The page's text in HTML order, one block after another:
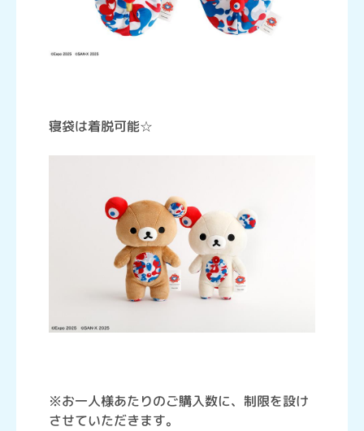
寝袋は着脱可能☆
※お一人様あたりのご購入数に、制限を設け
させていただきます。